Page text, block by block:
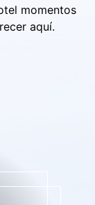
momentos
aquí.